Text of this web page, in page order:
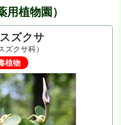
植物園）
ズクサ
ズクサ科）
植物